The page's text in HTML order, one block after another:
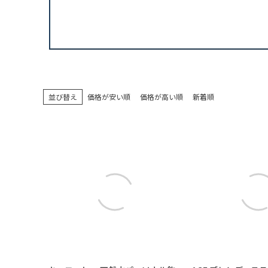
並び替え 価格が安い順 価格が高い順 新着順